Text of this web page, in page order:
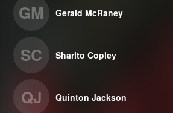
GM Gerald McRaney
SC Sharlto Copley
QJ Quinton Jackson